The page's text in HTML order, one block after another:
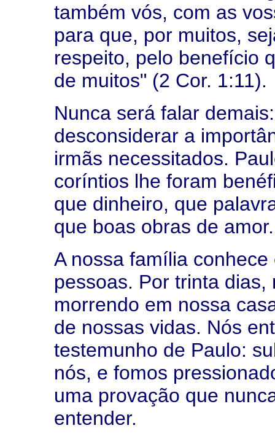
também vós, com as
para que, por muitos,
respeito, pelo benefício
de muitos" (2 Cor. 1:11).
Nunca será falar
desconsiderar a
irmãs necessitados.
coríntios lhe foram
que dinheiro, que
que boas obras de amor.
A nossa família
pessoas. Por trinta
morrendo em nossa
de nossas vidas. Nós
testemunho de Paulo:
nós, e fomos
uma provação que
entender.